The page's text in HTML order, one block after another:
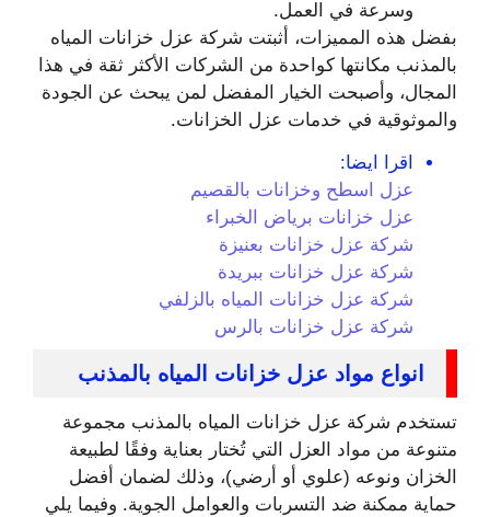
وسرعة في العمل.
بفضل هذه المميزات، أثبتت شركة عزل خزانات المياه
بالمذنب مكانتها كواحدة من الشركات الأكثر ثقة في هذا
المجال، وأصبحت الخيار المفضل لمن يبحث عن الجودة
والموثوقية في خدمات عزل الخزانات.
اقرا ايضا:
عزل اسطح وخزانات بالقصيم
عزل خزانات برياض الخبراء
شركة عزل خزانات بعنيزة
شركة عزل خزانات ببريدة
شركة عزل خزانات المياه بالزلفي
شركة عزل خزانات بالرس
انواع مواد عزل خزانات المياه بالمذنب
تستخدم شركة عزل خزانات المياه بالمذنب مجموعة
متنوعة من مواد العزل التي تُختار بعناية وفقًا لطبيعة
الخزان ونوعه (علوي أو أرضي)، وذلك لضمان أفضل
حماية ممكنة ضد التسربات والعوامل الجوية. وفيما يلي